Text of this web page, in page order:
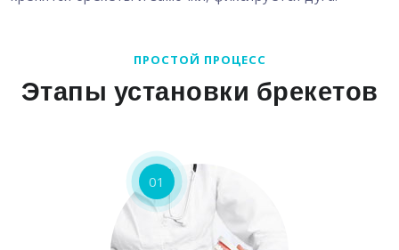
ПРОСТОЙ ПРОЦЕСС
Этапы установки брекетов
01